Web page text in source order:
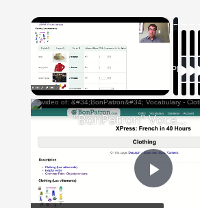
×
Unmute
Now Playing
Play
"BonPatron" Vocabulary - Clothing